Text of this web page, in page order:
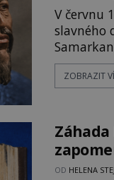
V červnu
slavného
Německo
fascinující
Michail
ZOBRAZIT
OD HELENA